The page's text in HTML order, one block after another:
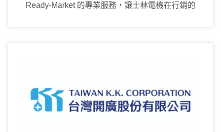
Ready-Market 的專業服務，讓士林電機在行銷的